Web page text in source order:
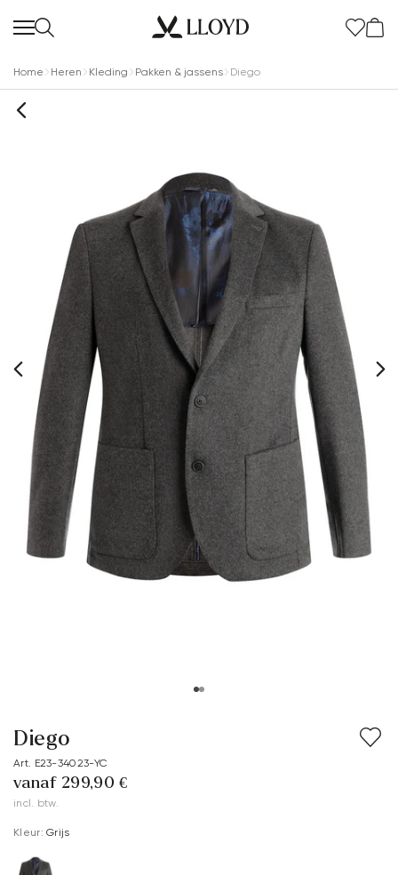
Home Heren Kleding Pakken & jassens Diego
Diego
Art. E23-34023-YC
vanaf 299,90 €
incl. btw.
Kleur: Grijs